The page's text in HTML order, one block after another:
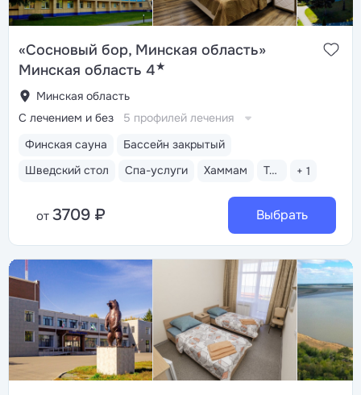
«Сосновый бор, Минская область»
Минская область 4★
Минская область
Финская сауна
Бассейн закрытый
Шведский стол
Спа-услуги Хаммам Тренажерный зал + 1
С лечением и без 5 профилей лечения
от 3709 ₽ Выбрать